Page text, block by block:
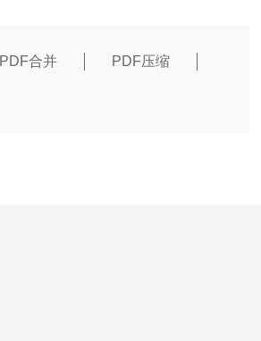
PDF合并 PDF压缩